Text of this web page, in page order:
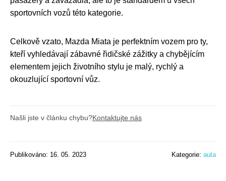
sportovních vozů této kategorie.
Celkově vzato, Mazda Miata je perfektním vozem pro ty,
kteří vyhledávají zábavné řidičské zážitky a chybějícím
elementem jejich životního stylu je malý, rychlý a
okouzlující sportovní vůz.
Našli jste v článku chybu?Kontaktujte nás
Publikováno: 16. 05. 2023 Kategorie: auta